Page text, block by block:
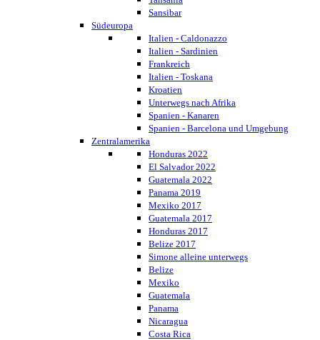
Sansibar
Südeuropa
Italien - Caldonazzo
Italien - Sardinien
Frankreich
Italien - Toskana
Kroatien
Unterwegs nach Afrika
Spanien - Kanaren
Spanien - Barcelona und Umgebung
Zentralamerika
Honduras 2022
El Salvador 2022
Guatemala 2022
Panama 2019
Mexiko 2017
Guatemala 2017
Honduras 2017
Belize 2017
Simone alleine unterwegs
Belize
Mexiko
Guatemala
Panama
Nicaragua
Costa Rica